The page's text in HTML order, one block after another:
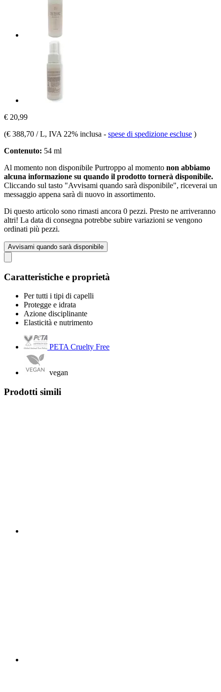
€ 20,99
(€ 388,70 / L, IVA 22% inclusa - spese di spedizione escluse )
Contenuto: 54 ml
Al momento non disponibile Purtroppo al momento non abbiamo
alcuna informazione su quando il prodotto tornerà disponibile.
Cliccando sul tasto "Avvisami quando sarà disponibile", riceverai un
messaggio appena sarà di nuovo in assortimento.
Di questo articolo sono rimasti ancora 0 pezzi. Presto ne arriveranno
altri! La data di consegna potrebbe subire variazioni se vengono
ordinati più pezzi.
Avvisami quando sarà disponibile
Caratteristiche e proprietà
Per tutti i tipi di capelli
Protegge e idrata
Azione disciplinante
Elasticità e nutrimento
PETA Cruelty Free
vegan
Prodotti simili